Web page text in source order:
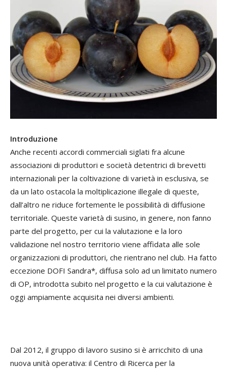
Introduzione
Anche recenti accordi commerciali siglati fra alcune
associazioni di produttori e società detentrici di brevetti
internazionali per la coltivazione di varietà in esclusiva, se
da un lato ostacola la moltiplicazione illegale di queste,
dall’altro ne riduce fortemente le possibilità di diffusione
territoriale. Queste varietà di susino, in genere, non fanno
parte del progetto, per cui la valutazione e la loro
validazione nel nostro territorio viene affidata alle sole
organizzazioni di produttori, che rientrano nel club. Ha fatto
eccezione DOFI Sandra*, diffusa solo ad un limitato numero
di OP, introdotta subito nel progetto e la cui valutazione è
oggi ampiamente acquisita nei diversi ambienti.
Dal 2012, il gruppo di lavoro susino si è arricchito di una
nuova unità operativa: il Centro di Ricerca per la